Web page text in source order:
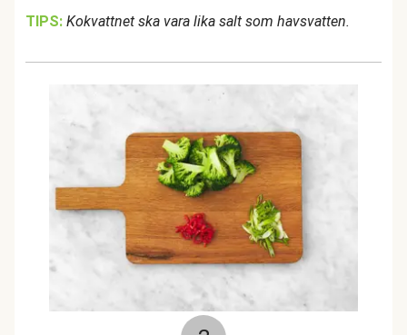
TIPS: Kokvattnet ska vara lika salt som havsvatten.